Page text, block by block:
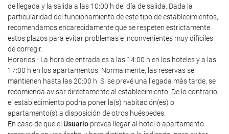
de llegada y la salida a las 10:00 h del día de salida. Dada la
particularidad del funcionamiento de este tipo de establecimientos,
recomendamos encarecidamente que se respeten estrictamente
estos plazos para evitar problemas e inconvenientes muy difíciles
de corregir.
Horarios.- La hora de entrada es a las 14:00 h en los hoteles y a las
17:00 h en los apartamentos. Normalmente, las reservas se
mantienen hasta las 20:00 h. Si se prevé una llegada más tarde, se
recomienda avisar directamente al establecimiento. De lo contrario,
el establecimiento podría poner la(s) habitación(es) o
apartamento(s) a disposición de otros huéspedes.
En caso de que el Usuario prevea llegar al hotel o apartamento